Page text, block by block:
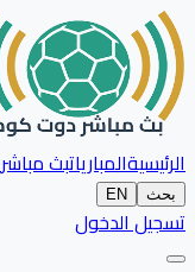
الرئيسيةالمبارياتبث مباشر
بحث EN
تسجيل الدخول